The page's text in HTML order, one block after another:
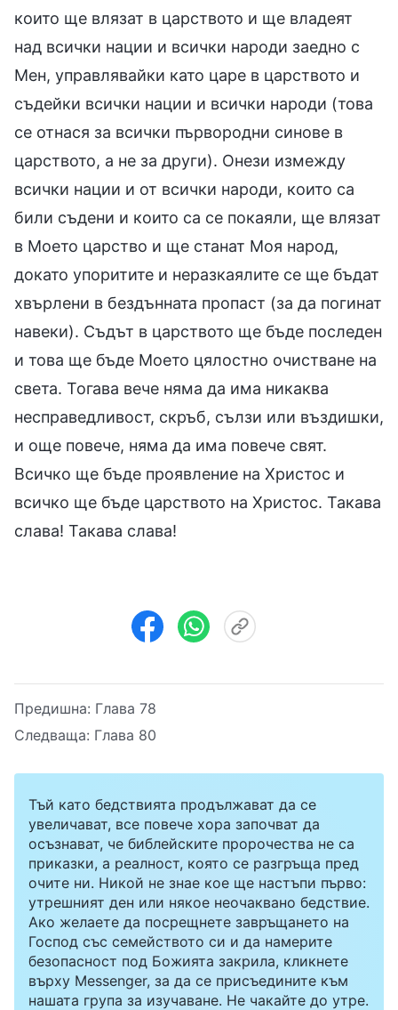
които ще влязат в царството и ще владеят
над всички нации и всички народи заедно с
Мен, управлявайки като царе в царството и
съдейки всички нации и всички народи (това
се отнася за всички първородни синове в
царството, а не за други). Онези измежду
всички нации и от всички народи, които са
били съдени и които са се покаяли, ще влязат
в Моето царство и ще станат Моя народ,
докато упоритите и неразкаялите се ще бъдат
хвърлени в бездънната пропаст (за да погинат
навеки). Съдът в царството ще бъде последен
и това ще бъде Моето цялостно очистване на
света. Тогава вече няма да има никаква
несправедливост, скръб, сълзи или въздишки,
и още повече, няма да има повече свят.
Всичко ще бъде проявление на Христос и
всичко ще бъде царството на Христос. Такава
слава! Такава слава!
Предишна: Глава 78
Следваща: Глава 80
Тъй като бедствията продължават да се
увеличават, все повече хора започват да
осъзнават, че библейските пророчества не са
приказки, а реалност, която се разгръща пред
очите ни. Никой не знае кое ще настъпи първо:
утрешният ден или някое неочаквано бедствие.
Ако желаете да посрещнете завръщането на
Господ със семейството си и да намерите
безопасност под Божията закрила, кликнете
върху Messenger, за да се присъедините към
нашата група за изучаване. Не чакайте до утре.